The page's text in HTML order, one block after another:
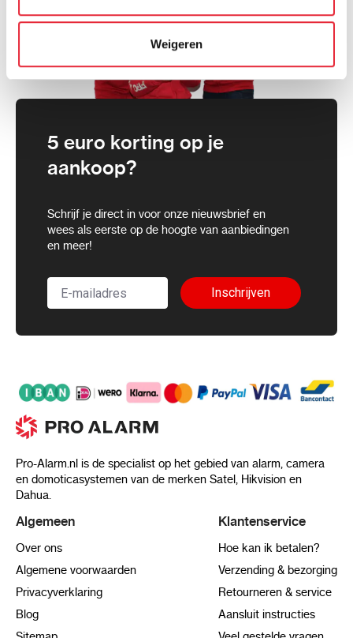
kunnen ontvangen en verwerken.
Weigeren
5 euro korting op je
aankoop?
Schrijf je direct in voor onze nieuwsbrief en
wees als eerste op de hoogte van aanbiedingen
en meer!
Inschrijven
Pro-Alarm.nl is de specialist op het gebied van alarm, camera
en domoticasystemen van de merken Satel, Hikvision en
Dahua.
Algemeen
Over ons
Algemene voorwaarden
Privacyverklaring
Blog
Klantenservice
Hoe kan ik betalen?
Verzending & bezorging
Retourneren & service
Aansluit instructies